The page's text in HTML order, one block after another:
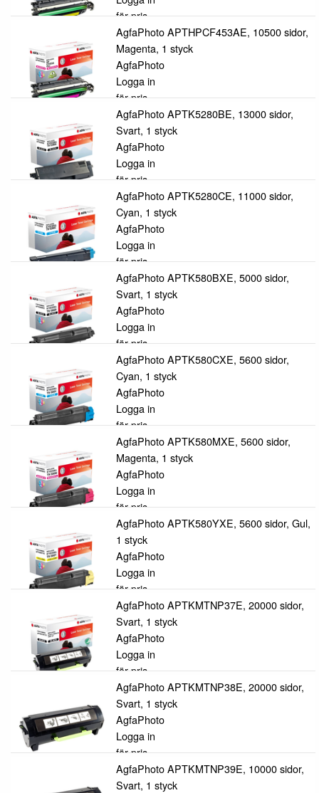
för pris
AgfaPhoto APTHPCF453AE, 10500 sidor,
Magenta, 1 styck
AgfaPhoto
Logga in
för pris
AgfaPhoto APTK5280BE, 13000 sidor,
Svart, 1 styck
AgfaPhoto
Logga in
för pris
AgfaPhoto APTK5280CE, 11000 sidor,
Cyan, 1 styck
AgfaPhoto
Logga in
för pris
AgfaPhoto APTK580BXE, 5000 sidor,
Svart, 1 styck
AgfaPhoto
Logga in
för pris
AgfaPhoto APTK580CXE, 5600 sidor,
Cyan, 1 styck
AgfaPhoto
Logga in
för pris
AgfaPhoto APTK580MXE, 5600 sidor,
Magenta, 1 styck
AgfaPhoto
Logga in
för pris
AgfaPhoto APTK580YXE, 5600 sidor, Gul,
1 styck
AgfaPhoto
Logga in
för pris
AgfaPhoto APTKMTNP37E, 20000 sidor,
Svart, 1 styck
AgfaPhoto
Logga in
för pris
AgfaPhoto APTKMTNP38E, 20000 sidor,
Svart, 1 styck
AgfaPhoto
Logga in
för pris
AgfaPhoto APTKMTNP39E, 10000 sidor,
Svart, 1 styck